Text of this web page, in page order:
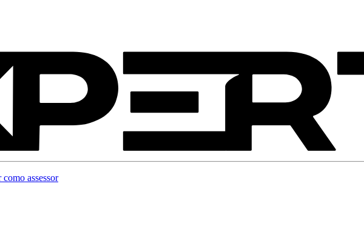
como assessor